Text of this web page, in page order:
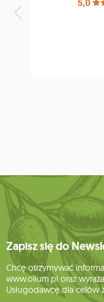
Zapisz się do
Chcę otrzymywać
www.olium.pl oraz
Usługodawcę dla celów